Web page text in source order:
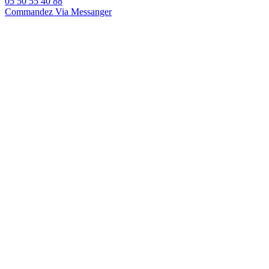
Commandez Via Messanger